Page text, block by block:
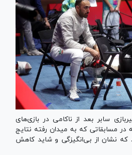
سابر بعد از ناکامی در بازی‌های
در مسابقاتی که به میدان رفته نتایج
نشان از بی‌انگیزگی و شاید کاهش